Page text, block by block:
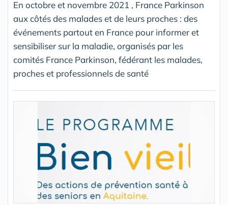
En octobre et novembre 2021 , France Parkinson
aux côtés des malades et de leurs proches : des
événements partout en France pour informer et
sensibiliser sur la maladie, organisés par les
comités France Parkinson, fédérant les malades,
proches et professionnels de santé